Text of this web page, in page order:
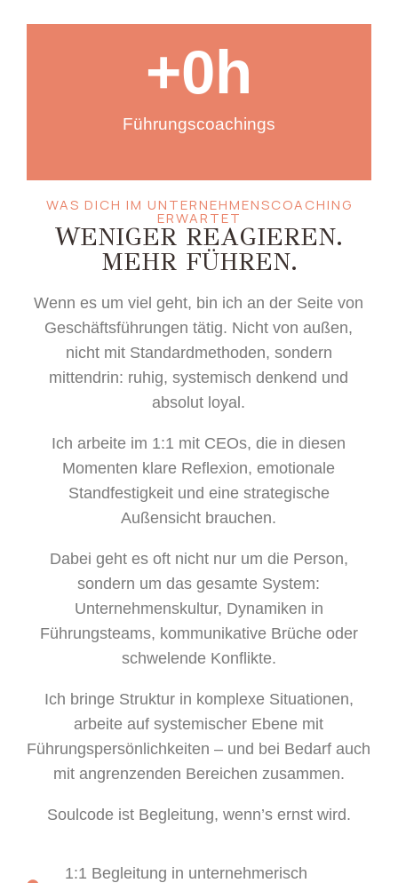
Führungscoachings
+0h
WAS DICH IM UNTERNEHMENSCOACHING
ERWARTET
WENIGER REAGIEREN.
MEHR FÜHREN.
Wenn es um viel geht, bin ich an der Seite von
Geschäftsführungen tätig. Nicht von außen,
nicht mit Standardmethoden, sondern
mittendrin: ruhig, systemisch denkend und
absolut loyal.
Ich arbeite im 1:1 mit CEOs, die in diesen
Momenten klare Reflexion, emotionale
Standfestigkeit und eine strategische
Außensicht brauchen.
Dabei geht es oft nicht nur um die Person,
sondern um das gesamte System:
Unternehmenskultur, Dynamiken in
Führungsteams, kommunikative Brüche oder
schwelende Konflikte.
Ich bringe Struktur in komplexe Situationen,
arbeite auf systemischer Ebene mit
Führungspersönlichkeiten – und bei Bedarf auch
mit angrenzenden Bereichen zusammen.
Soulcode ist Begleitung, wenn’s ernst wird.
1:1 Begleitung in unternehmerisch